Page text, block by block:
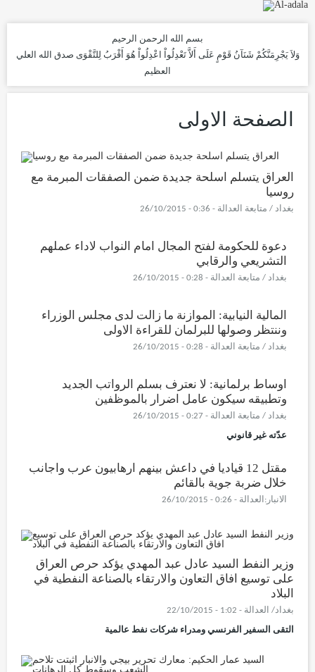
بسم الله الرحمن الرحيم
وَلاَ يَجْرِمَنَّكُمْ شَنَآنُ قَوْمٍ عَلَى أَلاَّ تَعْدِلُواْ اعْدِلُواْ هُوَ أَقْرَبُ لِلتَّقْوَى صدق الله العلي
العظيم
الصفحة الاولى
العراق يتسلم اسلحة جديدة ضمن الصفقات المبرمة مع
روسيا
بغداد / متابعة العدالة - 0:36 - 26/10/2015
دعوة للحكومة لفتح المجال امام النواب لاداء عملهم
التشريعي والرقابي
بغداد / متابعة العدالة - 0:28 - 26/10/2015
المالية النيابية: الموازنة ما زالت لدى مجلس الوزراء
وننتظر وصولها للبرلمان للقراءة الاولى
بغداد / متابعة العدالة - 0:28 - 26/10/2015
اوساط برلمانية: لا نعترف بسلم الرواتب الجديد
وتطبيقه سيكون عامل اضرار بالموظفين
بغداد / متابعة العدالة - 0:27 - 26/10/2015
عدّته غير قانوني
مقتل 12 قياديا في داعش بينهم ارهابيون عرب واجانب
خلال ضربة جوية بالقائم
الانبار:العدالة - 0:26 - 26/10/2015
وزير النفط السيد عادل عبد المهدي يؤكد حرص العراق
على توسيع افاق التعاون والارتقاء بالصناعة النفطية في
البلاد
بغداد/ العدالة - 1:02 - 22/10/2015
التقى السفير الفرنسي ومدراء شركات نفط عالمية